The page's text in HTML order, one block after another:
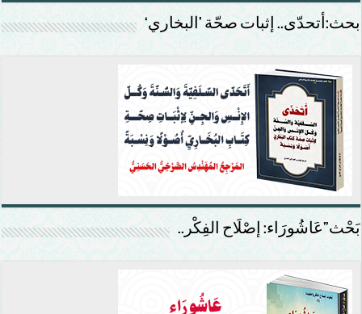
بحث:أتحدّى.. إثبات صحّة ’البخاري‘
بَحْث”عَاشُورَاء: إصْلَاح الفِكْر..